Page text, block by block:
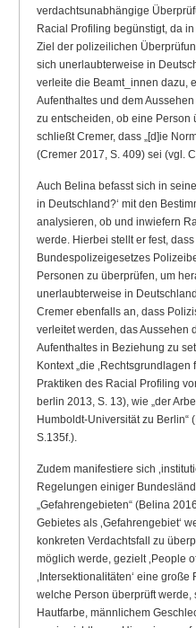
verdachtsunabhängige
Racial Profiling begünstigt, da
Ziel der polizeilichen
sich unerlaubterweise in
verleite die Beamt_innen dazu,
Aufenthaltes und dem
zu entscheiden, ob eine Person
schließt Cremer, dass „[d]ie
(Cremer 2017, S. 409) sei (vgl.
Auch Belina befasst sich in
in Deutschland?‘ mit den
analysieren, ob und inwiefern
werde. Hierbei stellt er fest,
Bundespolizeigesetzes
Personen zu überprüfen, um
unerlaubterweise in
Cremer ebenfalls an, dass
verleitet werden, das Aussehen
Aufenthaltes in Beziehung zu
Kontext „die
Praktiken des Racial Profiling
berlin 2013, S. 13), wie „der
Humboldt-Universität zu Berlin“
S.135f.).
Zudem manifestiere sich
Regelungen einiger
„Gefahrengebieten“ (Belina
Gebietes als ‚Gefahrengebiet‘
konkreten Verdachtsfall zu
möglich werde, gezielt ‚People
‚Intersektionalitäten‘ eine
welche Person überprüft
Hautfarbe, männlichem